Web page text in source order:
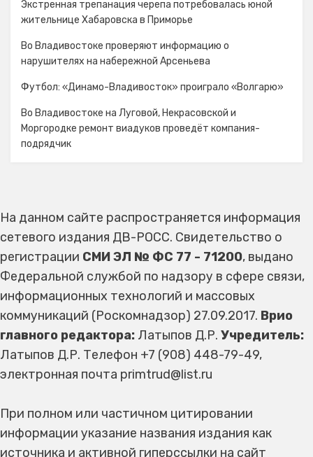
Экстренная трепанация черепа потребовалась юной
жительнице Хабаровска в Приморье
Во Владивостоке проверяют информацию о
нарушителях на набережной Арсеньева
Футбол: «Динамо-Владивосток» проиграло «Волгарю»
Во Владивостоке на Луговой, Некрасовской и
Моргородке ремонт виадуков проведёт компания-
подрядчик
На данном сайте распространяется информация
сетевого издания ДВ-РОСС. Свидетельство о
регистрации СМИ ЭЛ № ФС 77 - 71200, выдано
Федеральной службой по надзору в сфере связи,
информационных технологий и массовых
коммуникаций (Роскомнадзор) 27.09.2017. Врио
главного редактора: Латыпов Д.Р. Учредитель:
Латыпов Д.Р. Телефон +7 (908) 448-79-49,
электронная почта primtrud@list.ru
При полном или частичном цитировании
информации указание названия издания как
источника и активной гиперссылки на сайт